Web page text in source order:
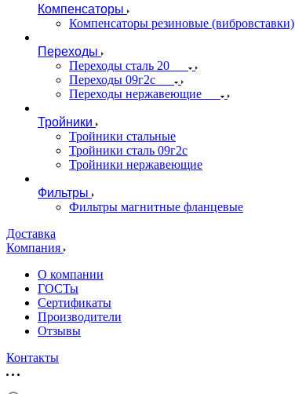
Компенсаторы
Компенсаторы резиновые (вибровставки)
Переходы
Переходы сталь 20
Переходы 09г2с
Переходы нержавеющие
Тройники
Тройники стальные
Тройники сталь 09г2с
Тройники нержавеющие
Фильтры
Фильтры магнитные фланцевые
Доставка
Компания
О компании
ГОСТы
Сертификаты
Производители
Отзывы
Контакты